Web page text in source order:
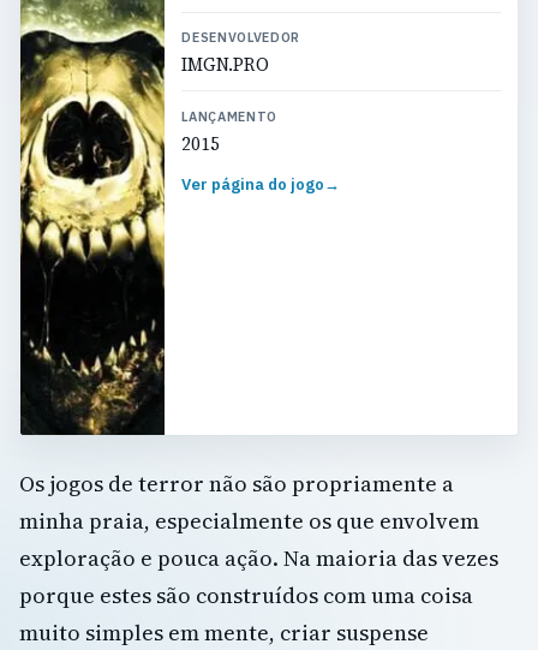
DESENVOLVEDOR
IMGN.PRO
LANÇAMENTO
2015
Ver página do jogo→
Os jogos de terror não são propriamente a
minha praia, especialmente os que envolvem
exploração e pouca ação. Na maioria das vezes
porque estes são construídos com uma coisa
muito simples em mente, criar suspense